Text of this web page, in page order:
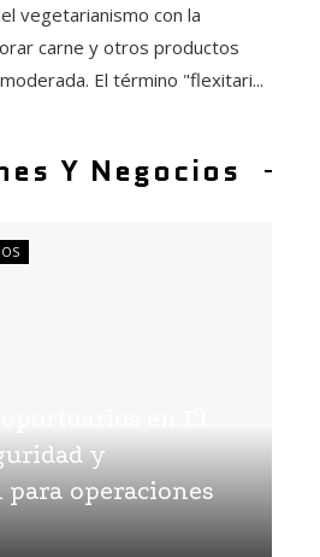
vegetarianismo con la
carne y otros productos
El término "flexitari...
Y Negocios
y
operaciones